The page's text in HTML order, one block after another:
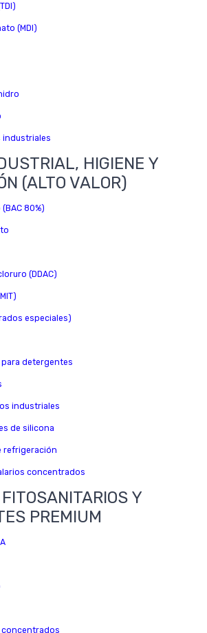
(MDI)
industriales
HIGIENE Y
(ALTO VALOR)
80%)
(DDAC)
especiales)
detergentes
industriales
de silicona
refrigeración
concentrados
Y
PREMIUM